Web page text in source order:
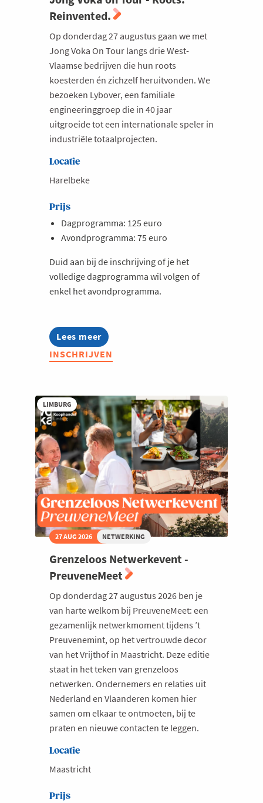
Reinvented.
Op donderdag 27 augustus gaan we met
Jong Voka On Tour langs drie West-
Vlaamse bedrijven die hun roots
koesterden én zichzelf heruitvonden. We
bezoeken Lybover, een familiale
engineeringgroep die in 40 jaar
uitgroeide tot een internationale speler in
industriële totaalprojecten.
Locatie
Harelbeke
Prijs
Dagprogramma: 125 euro
Avondprogramma: 75 euro
Duid aan bij de inschrijving of je het
volledige dagprogramma wil volgen of
enkel het avondprogramma.
Lees meer
about
Jong
Voka
Roots.
Reinvented.
INSCHRIJVEN
LIMBURG
27 AUG 2026 NETWERKING
Grenzeloos Netwerkevent -
PreuveneMeet
Op donderdag 27 augustus 2026 ben je
van harte welkom bij PreuveneMeet: een
gezamenlijk netwerkmoment tijdens ’t
Preuvenemint, op het vertrouwde decor
van het Vrijthof in Maastricht. Deze editie
staat in het teken van grenzeloos
netwerken. Ondernemers en relaties uit
Nederland en Vlaanderen komen hier
samen om elkaar te ontmoeten, bij te
praten en nieuwe contacten te leggen.
Locatie
Maastricht
Prijs